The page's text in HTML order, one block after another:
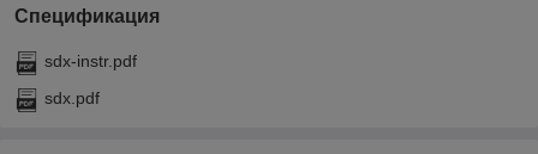
Спецификация
sdx-instr.pdf
sdx.pdf